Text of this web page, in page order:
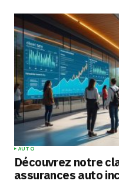
AUTO
Découvrez notre
assurances auto